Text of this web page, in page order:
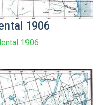
1906
1906